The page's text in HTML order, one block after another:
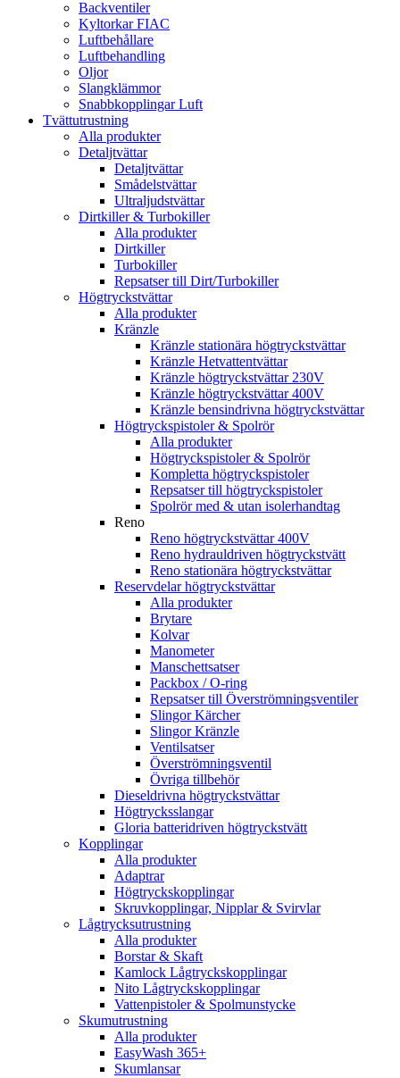
Backventiler
Kyltorkar FIAC
Luftbehållare
Luftbehandling
Oljor
Slangklämmor
Snabbkopplingar Luft
Tvättutrustning
Alla produkter
Detaljtvättar
Detaljtvättar
Smådelstvättar
Ultraljudstvättar
Dirtkiller & Turbokiller
Alla produkter
Dirtkiller
Turbokiller
Repsatser till Dirt/Turbokiller
Högtryckstvättar
Alla produkter
Kränzle
Kränzle stationära högtryckstvättar
Kränzle Hetvattentvättar
Kränzle högtryckstvättar 230V
Kränzle högtryckstvättar 400V
Kränzle bensindrivna högtryckstvättar
Högtryckspistoler & Spolrör
Alla produkter
Högtryckspistoler & Spolrör
Kompletta högtryckspistoler
Repsatser till högtryckspistoler
Spolrör med & utan isolerhandtag
Reno
Reno högtryckstvättar 400V
Reno hydrauldriven högtryckstvätt
Reno stationära högtryckstvättar
Reservdelar högtryckstvättar
Alla produkter
Brytare
Kolvar
Manometer
Manschettsatser
Packbox / O-ring
Repsatser till Överströmningsventiler
Slingor Kärcher
Slingor Kränzle
Ventilsatser
Överströmningsventil
Övriga tillbehör
Dieseldrivna högtryckstvättar
Högtrycksslangar
Gloria batteridriven högtryckstvätt
Kopplingar
Alla produkter
Adaptrar
Högtryckskopplingar
Skruvkopplingar, Nipplar & Svirvlar
Lågtrycksutrustning
Alla produkter
Borstar & Skaft
Kamlock Lågtryckskopplingar
Nito Lågtryckskopplingar
Vattenpistoler & Spolmunstycke
Skumutrustning
Alla produkter
EasyWash 365+
Skumlansar